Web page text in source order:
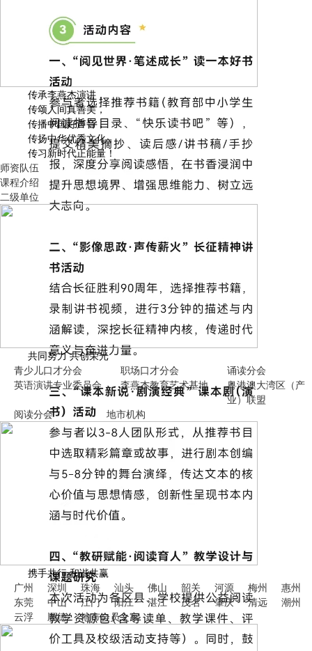
传承李燕杰演讲，
传颂人间真善美，
传播中国好声音，
传扬中华优秀文化，
传习新时代正能量！
师资队伍
课程介绍
二级单位
共同努力 共创荣光
青少儿口才分会
职场口才分会
诵读分会
英语演讲专业委员会
李燕杰教育艺术基地
粤港澳大湾区（产
业）联盟
阅读分会
地市机构
携手共行 和谐共赢
广州
深圳 珠海 汕头 佛山 韶关 河源 梅州
惠州
东莞
中山 江门 阳江 湛江 茂名 肇庆 清远
潮州
云浮
顺德 地市会员之家